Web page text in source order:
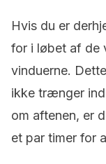
Hvis du er
for i løbet af de
vinduerne.
ikke trænger ind
om aftenen, er
et par timer for